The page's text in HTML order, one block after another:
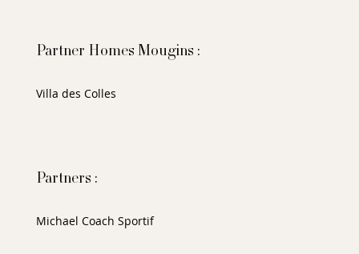
Partner Homes Mougins :
Villa des Colles
Partners :
Michael Coach Sportif